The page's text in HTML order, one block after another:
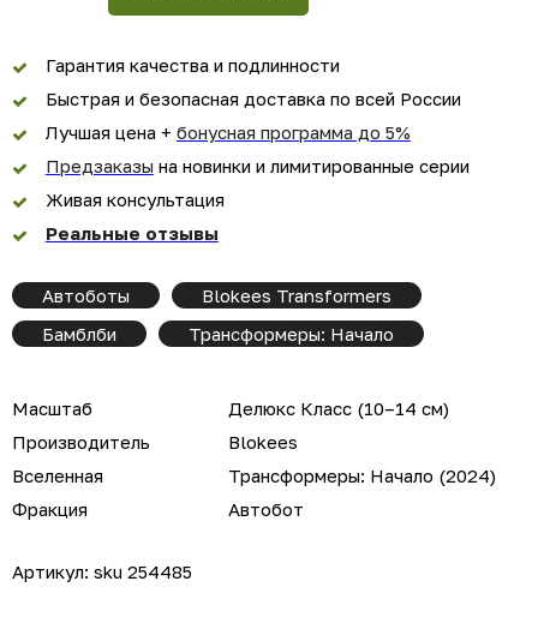
Гарантия качества и подлинности
Быстрая и безопасная доставка по всей России
Лучшая цена + бонусная программа до 5%
Предзаказы на новинки и лимитированные серии
Живая консультация
Реальные отзывы
Автоботы
Blokees Transformers
Бамблби
Трансформеры: Начало
Масштаб
Делюкс Класс (10–14 см)
Производитель
Blokees
Вселенная
Трансформеры: Начало (2024)
Фракция
Автобот
Артикул: sku 254485